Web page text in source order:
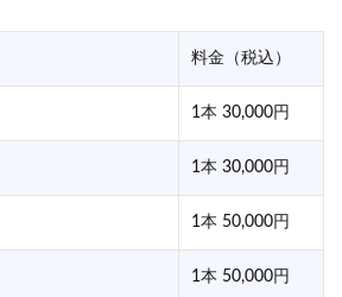
料金（税込）
1本 30,000円
1本 30,000円
1本 50,000円
1本 50,000円